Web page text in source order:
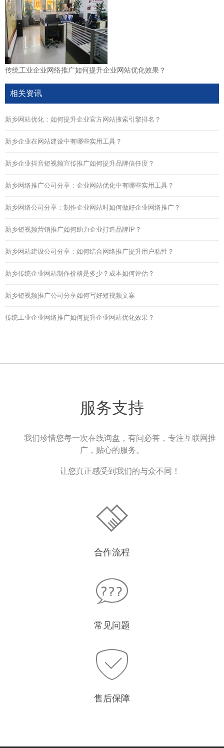
传统工业企业网络推广如何提升企业网站优化效果？
相关资讯
新乡网站优化：如何提升企业官方网站搜索引擎排名？
新乡企业在网站建设中有哪些实用工具？
新乡企业抖音短视频宣传推广如何提升品牌信任度？
新乡网络推广公司分享：企业网站优化中有哪些实用工具？
新乡网络公司分享：制作企业网站时如何做好企业网络推广？
新乡短视频营销推广如何助力企业打造品牌IP？
新乡网站建设公司分享：如何结合网络推广提升用户粘性？
新乡传统企业网站制作价格是多少？成本如何评估？
新乡短视频推广公司分享如何写好短视频文案
传统工业企业网络推广如何提升企业网站优化效果？
服务支持
我们珍惜您每一次在线询盘，有问必答，专注互联网推
广，贴心的服务。
让您真正感受到我们的与众不同！
合作流程
常见问题
售后保障